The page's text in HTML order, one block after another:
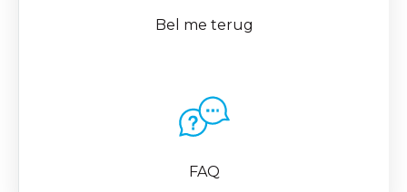
Bel me terug
FAQ